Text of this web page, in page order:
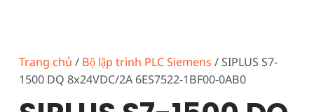
Trang chủ / Bộ lập trình PLC Siemens / SIPLUS S7-
1500 DQ 8x24VDC/2A 6ES7522-1BF00-0AB0